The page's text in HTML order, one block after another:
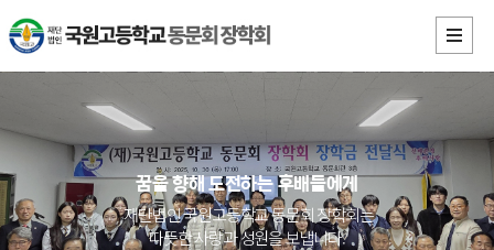
꿈을 향해 도전하는 후배들에게
재단법인 국원고등학교 동문회 장학회는
따뜻한 사랑과 성원을 보냅니다.